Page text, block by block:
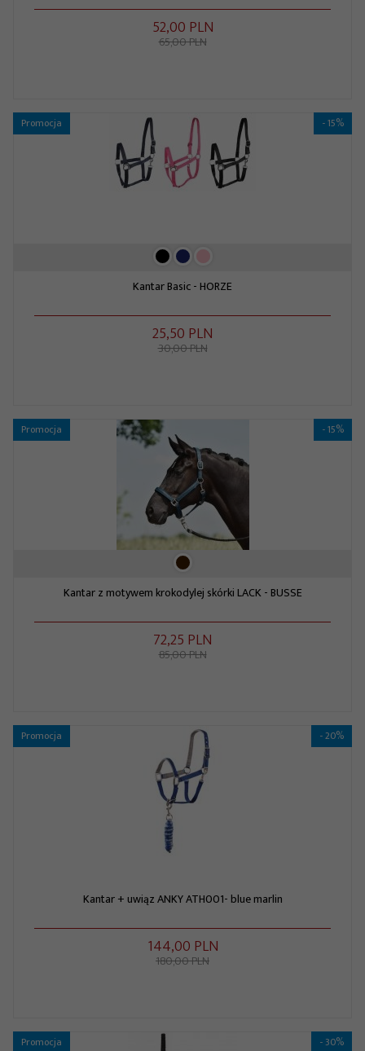
52,00 PLN
65,00 PLN
Promocja - 15%
Kantar Basic - HORZE
25,50 PLN
30,00 PLN
Promocja - 15%
Kantar z motywem krokodylej skórki LACK - BUSSE
72,25 PLN
85,00 PLN
Promocja - 20%
Kantar + uwiąz ANKY ATH001- blue marlin
144,00 PLN
180,00 PLN
Promocja - 30%